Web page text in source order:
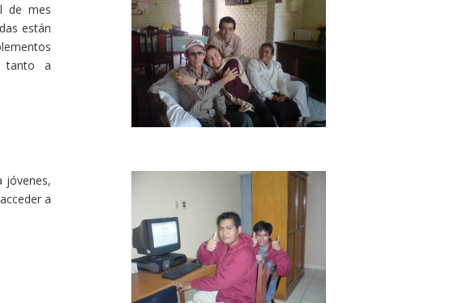
de mes
están
tanto a
jóvenes,
a